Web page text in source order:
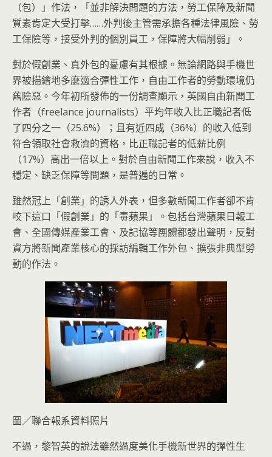
（包）」作法，「並非解決問題的方法，勞工保障及新聞
質素肯定大受打擊……外判後主管需承擔各種法律風險、勞
工保險等，接受外判的個別員工，保障將大幅削弱」。
對於假創業、真外包的憂慮有其根據。無論網路與手機世
界被描繪地多麼適合彈性工作，自由工作者的勞動環境仍
舊險惡。今年初所發佈的一份調查顯示，英國自由新聞工
作者（freelance journalists）平均年收入比正職記者低
了四分之一（25.6%）；且有近四成（36%）的收入低到
符合領取社會救濟的資格，比正職記者的低薪比例
（17%）高出一倍以上。對於自由新聞工作來說，收入不
穩定、缺乏保障等問題，是普遍的日常。
雖然冠上「創業」的誘人外表，但多數新聞工作者卻不肯
咬下這口「假創業」的「毒蘋果」。包括台灣蘋果日報工
會、全國傳媒產業工會、及記協等團體都發出聲明，反對
資方將新聞產業核心的採訪編輯工作外包、擴張非典型勞
動的作法。
圖／聯合報系資料照片
不過，黎智英的說法雖然過度美化手機新世界的彈性生